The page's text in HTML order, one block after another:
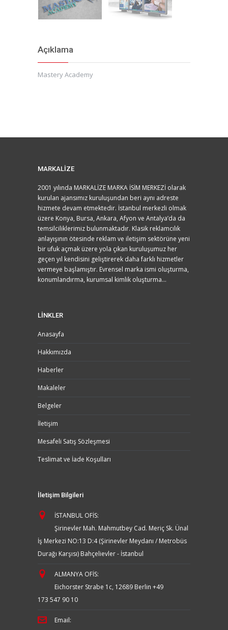
Açıklama
Mastery Academy
MARKALİZE
2001 yılında MARKALİZE MARKA İSİM MERKEZİ olarak
kurulan ajansımız kuruluşundan beri aynı adreste
hizmete devam etmektedir. İstanbul merkezli olmak
üzere Konya, Bursa, Ankara, Afyon ve Antalya’da da
temsilciliklerimiz bulunmaktadır. Klasik reklamcılık
anlayışının ötesinde reklam ve iletişim sektörüne yeni
bir ufuk açmak üzere yola çıkan kuruluşumuz her
geçen yıl kendisini geliştirerek daha farklı hizmetler
vermeye başlamıştır. Evrensel marka ismi oluşturma,
konumlandırma, kurumsal kimlik oluşturma...
LİNKLER
Anasayfa
Hakkımızda
Haberler
Makaleler
Belgeler
İletişim
Mesafeli Satış Sözleşmesi
Teslimat ve İade Koşulları
İletişim Bilgileri
İSTANBUL OFİS:
Şirinevler Mah. Mahmutbey Cad. Meriç Sk. Ünal
İş Merkezi NO:13 D:4 (Şirinevler Meydanı / Metrobüs
Durağı Karşısı) Bahçelievler - İstanbul
ALMANYA OFİS:
Eichorster Strabe 1c, 12689 Berlin +49
173 547 90 10
Email: